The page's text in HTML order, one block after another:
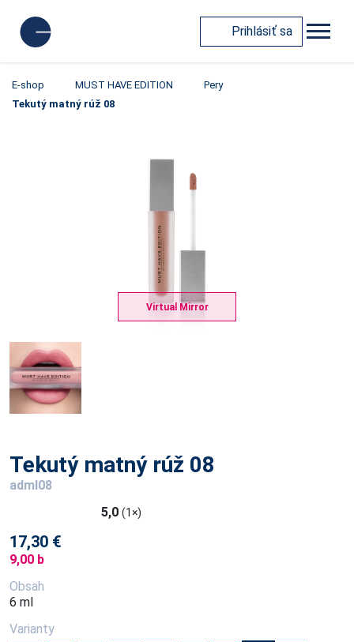
Prihlásiť sa
E-shop MUST HAVE EDITION
Pery
Tekutý matný rúž 08
Virtual Mirror
Tekutý matný rúž 08
adml08
5,0 (1×)
17,30 €
9,00 b
Obsah
6 ml
Varianty